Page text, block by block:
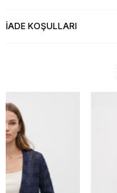
İADE KOŞULLARI